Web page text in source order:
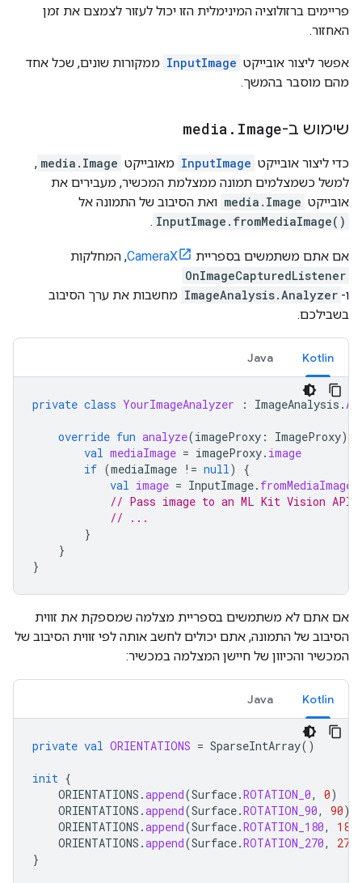
פריימים ברזולוציה המינימלית הזו יכול לעזור לצמצם את זמן
האחזור.
אפשר ליצור אובייקט InputImage ממקורות שונים, שכל אחד
מהם מוסבר בהמשך.
שימוש ב- media . Image
כדי ליצור אובייקט InputImage מאובייקט media.Image
,
למשל כשמצלמים תמונה ממצלמת המכשיר, מעבירים את
אובייקט media.Image ואת הסיבוב של התמונה אל
InputImage.fromMediaImage()
.
אם אתם משתמשים בספריית CameraX, המחלקות
OnImageCapturedListener
ו- ImageAnalysis.Analyzer מחשבות את ערך הסיבוב
בשבילכם.
Kotlin
Java
private class YourImageAnalyzer : ImageAnalysis .
override fun analyze(imageProxy : ImageProxy)
val mediaImage = imageProxy. image
if (mediaImage != null)
{
val image = InputImage. fromMediaImage
// Pass image to an ML Kit Vision API
// ...
}
}
}
אם אתם לא משתמשים בספריית מצלמה שמספקת את זווית
הסיבוב של התמונה, אתם יכולים לחשב אותה לפי זווית הסיבוב של
המכשיר והכיוון של חיישן המצלמה במכשיר:
Kotlin
Java
private val ORIENTATIONS = SparseIntArray()
init {
ORIENTATIONS .append(Surface.ROTATION_0, 0)
ORIENTATIONS .append(Surface.ROTATION_90, 90)
ORIENTATIONS .append(Surface.ROTATION_180, 180
ORIENTATIONS .append(Surface.ROTATION_270, 270
}